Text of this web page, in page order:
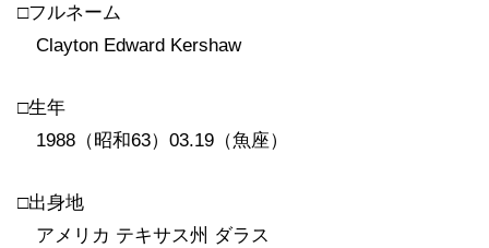
□フルネーム
Clayton Edward Kershaw
□生年
1988（昭和63）03.19（魚座）
□出身地
アメリカ テキサス州 ダラス